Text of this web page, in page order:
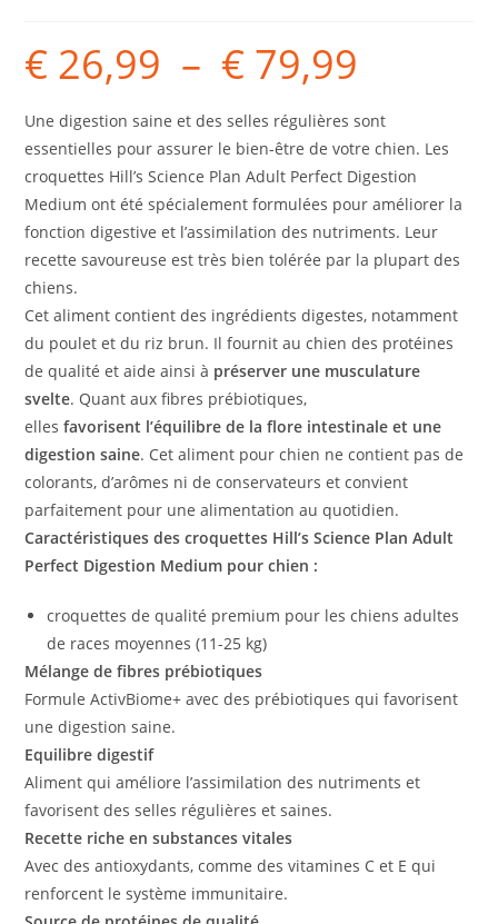
€ 26,99 – € 79,99
Une digestion saine et des selles régulières sont
essentielles pour assurer le bien-être de votre chien. Les
croquettes Hill’s Science Plan Adult Perfect Digestion
Medium ont été spécialement formulées pour améliorer la
fonction digestive et l’assimilation des nutriments. Leur
recette savoureuse est très bien tolérée par la plupart des
chiens.
Cet aliment contient des ingrédients digestes, notamment
du poulet et du riz brun. Il fournit au chien des protéines
de qualité et aide ainsi à préserver une musculature
svelte. Quant aux fibres prébiotiques,
ellesfavorisent l’équilibre de la flore intestinale et une
digestion saine. Cet aliment pour chien ne contient pas de
colorants, d’arômes ni de conservateurs et convient
parfaitement pour une alimentation au quotidien.
Caractéristiques des croquettes Hill’s Science Plan Adult
Perfect Digestion Medium pour chien :
croquettes de qualité premium pour les chiens adultes
de races moyennes (11-25 kg)
Mélange de fibres prébiotiques
Formule ActivBiome+ avec des prébiotiques qui favorisent
une digestion saine.
Equilibre digestif
Aliment qui améliore l’assimilation des nutriments et
favorisent des selles régulières et saines.
Recette riche en substances vitales
Avec des antioxydants, comme des vitamines C et E qui
renforcent le système immunitaire.